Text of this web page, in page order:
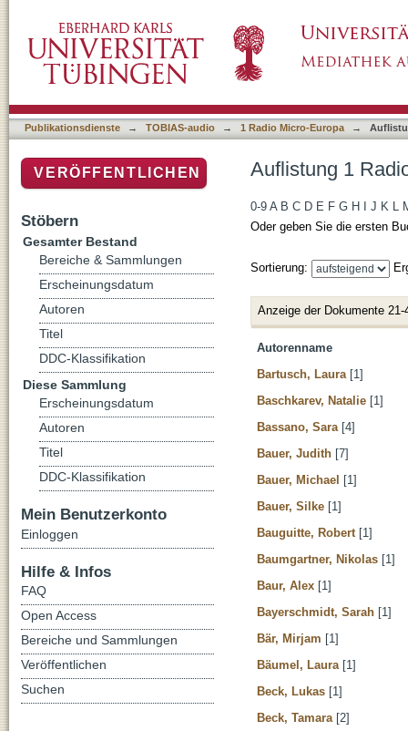
Publikationsdienste → TOBIAS-audio → 1 Radio Micro-Europa →
Auflistung 1
0-9 A B C D E F G H J K L
Oder geben Sie die ersten
Sortierung:
Anzeige der Dokumente 21-
Autorenname
Bartusch, Laura [1]
Baschkarev, Natalie [1]
Bassano, Sara [4]
Bauer, Judith [7]
Bauer, Michael [1]
Bauer, Silke [1]
Bauguitte, Robert [1]
Baumgartner, Nikolas [1]
Baur, Alex [1]
Bayerschmidt, Sarah [1]
Bär, Mirjam [1]
Bäumel, Laura [1]
Beck, Lukas [1]
Beck, Tamara [2]
VERÖFFENTLICHEN
Stöbern
Gesamter Bestand
Bereiche & Sammlungen
Erscheinungsdatum
Autoren
Titel
DDC-Klassifikation
Diese Sammlung
Erscheinungsdatum
Autoren
Titel
DDC-Klassifikation
Mein Benutzerkonto
Einloggen
Hilfe & Infos
FAQ
Open Access
Bereiche und Sammlungen
Veröffentlichen
Suchen